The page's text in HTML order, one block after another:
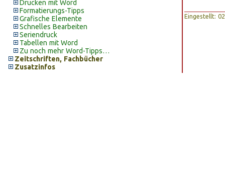
Drucken mit Word
Formatierungs-Tipps
Grafische Elemente
Schnelles Bearbeiten
Seriendruck
Tabellen mit Word
Zu noch mehr Word-Tipps…
Zeitschriften, Fachbücher
Zusatzinfos
Eingestellt: